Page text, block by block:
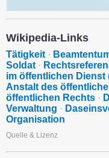
Wikipedia-Links
Tätigkeit ·
Soldat ·
im öffentlichen Dienst
Anstalt des
öffentlichen Rechts ·
Verwaltung ·
Organisation
Quelle & Lizenz